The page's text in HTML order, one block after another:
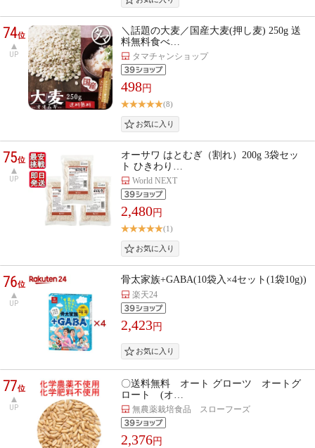
74位
UP
＼話題の大麦／国産大麦(押し麦) 250g 送
料無料食べ…
タマチャンショップ
498円
(8)
75位
UP
オーサワ はとむぎ（割れ）200g 3袋セッ
ト ひきわり…
World NEXT
2,480円
(1)
76位
UP
骨太家族+GABA(10袋入×4セット(1袋10g))
楽天24
2,423円
77位
UP
〇送料無料 オート グローツ オートグ
ロート (オ…
無農薬栽培食品 スローフーズ
2,376円